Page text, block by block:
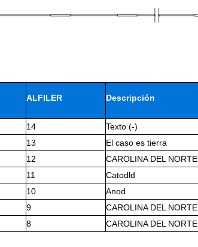
ALFILER Descripción
14
Texto (-)
13
El caso es tierra
12
CAROLINA DEL NORTE
11
Catodld
10
Anod
9
CAROLINA DEL NORTE
8 CAROLINA DEL NORTE